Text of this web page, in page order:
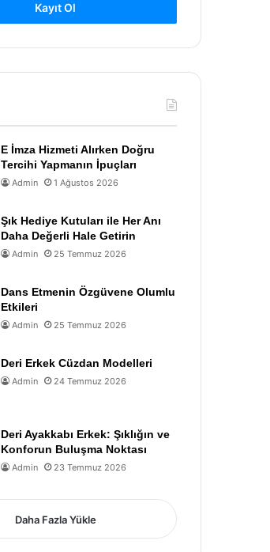
Kayıt Ol
E İmza Hizmeti Alırken Doğru
Tercihi Yapmanın İpuçları
Admin 1 Ağustos 2026
Şık Hediye Kutuları ile Her Anı
Daha Değerli Hale Getirin
Admin 25 Temmuz 2026
Dans Etmenin Özgüvene Olumlu
Etkileri
Admin 25 Temmuz 2026
Deri Erkek Cüzdan Modelleri
Admin 24 Temmuz 2026
Deri Ayakkabı Erkek: Şıklığın ve
Konforun Buluşma Noktası
Admin 23 Temmuz 2026
Daha Fazla Yükle